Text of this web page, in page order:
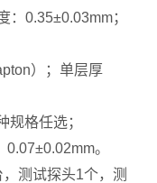
：0.35±0.03mm；
）；单层厚
规格任选；
。
测试探头1个，测